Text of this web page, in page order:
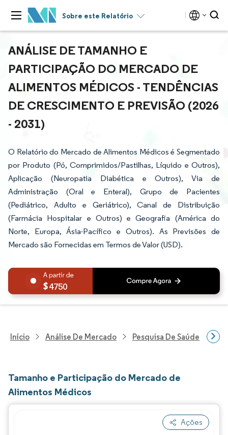
Sobre este Relatório
ANÁLISE DE TAMANHO E
PARTICIPAÇÃO DO MERCADO DE
ALIMENTOS MÉDICOS - TENDÊNCIAS
DE CRESCIMENTO E PREVISÃO (2026
- 2031)
O Relatório do Mercado de Alimentos Médicos é Segmentado
por Produto (Pó, Comprimidos/Pastilhas, Líquido e Outros),
Aplicação (Neuropatia Diabética e Outros), Via de
Administração (Oral e Enteral), Grupo de Pacientes
(Pediátrico, Adulto e Geriátrico), Canal de Distribuição
(Farmácia Hospitalar e Outros) e Geografia (América do
Norte, Europa, Ásia-Pacífico e Outros). As Previsões de
Mercado são Fornecidas em Termos de Valor (USD).
4750
Início Análise De Mercado Pesquisa De Saúde
Tamanho e Participação do Mercado de
Alimentos Médicos
Ações